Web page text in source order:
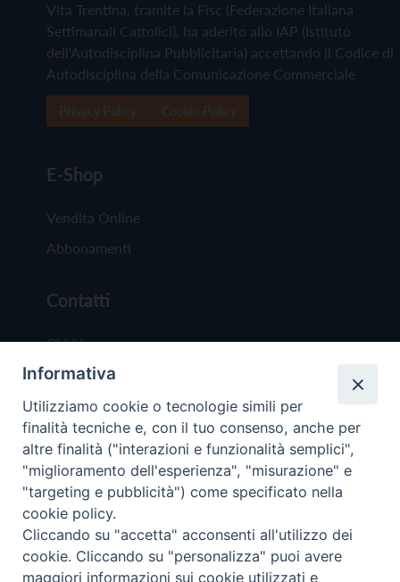
Vita Trentina, tramite la Fisc (Federazione Italiana
Settimanali Cattolici), ha aderito allo IAP (Istituto
dell'Autodisciplina Pubblicitaria) accettando il Codice di
Autodisciplina della Comunicazione Commerciale
E-Shop
Vendita Online
Abbonamenti
Contatti
Chi Siamo
Redazione
Scrivici
Copyright © 2019 - Tutti i diritti riservati - Vita
Trentina Editrice
Informativa
Utilizziamo cookie o tecnologie simili per
finalità tecniche e, con il tuo consenso, anche per
altre finalità ("interazioni e funzionalità semplici",
"miglioramento dell'esperienza", "misurazione" e
"targeting e pubblicità") come specificato nella
cookie policy.
Cliccando su "accetta" acconsenti all'utilizzo dei
cookie. Cliccando su "personalizza" puoi avere
maggiori informazioni sui cookie utilizzati e